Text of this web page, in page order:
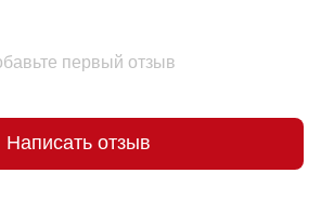
первый отзыв
Написать отзыв